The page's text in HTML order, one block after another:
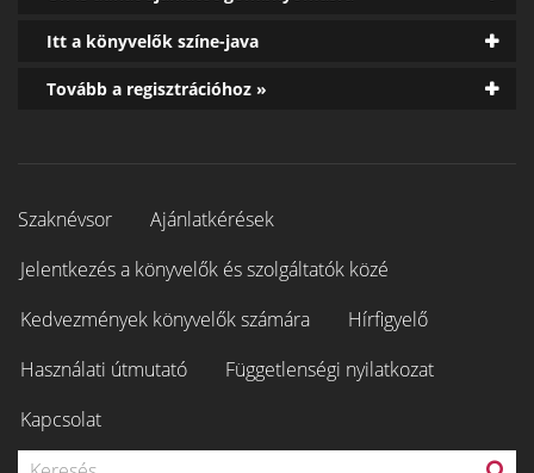
Itt a könyvelők színe-java
Tovább a regisztrációhoz »
Szaknévsor
Ajánlatkérések
Jelentkezés a könyvelők és szolgáltatók közé
Kedvezmények könyvelők számára
Hírfigyelő
Használati útmutató
Függetlenségi nyilatkozat
Kapcsolat